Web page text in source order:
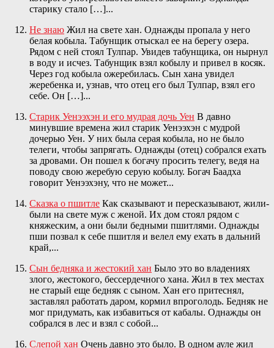
старику стало […]...
Не знаю Жил на свете хан. Однажды пропала у него
белая кобыла. Табунщик отыскал ее на берегу озера.
Рядом с ней стоял Тулпар. Увидев табунщика, он нырнул
в воду и исчез. Табунщик взял кобылу и привел в косяк.
Через год кобыла ожеребилась. Сын хана увидел
жеребенка и, узнав, что отец его был Тулпар, взял его
себе. Он […]...
Старик Уенээхэн и его мудрая дочь Уен В давно
минувшие времена жил старик Уенээхэн с мудрой
дочерью Уен. У них была серая кобыла, но не было
телеги, чтобы запрягать. Однажды (отец) собрался ехать
за дровами. Он пошел к богачу просить телегу, ведя на
поводу свою жеребую серую кобылу. Богач Баадха
говорит Уенээхэну, что не может...
Сказка о пшитле Как сказывают и пересказывают, жили-
были на свете муж с женой. Их дом стоял рядом с
княжеским, а они были бедными пшитлями. Однажды
пши позвал к себе пшитля и велел ему ехать в дальний
край,...
Сын бедняка и жестокий хан Было это во владениях
злого, жестокого, бессердечного хана. Жил в тех местах
не старый еще бедняк с сыном. Хан его притеснял,
заставлял работать даром, кормил впроголодь. Бедняк не
мог придумать, как избавиться от кабалы. Однажды он
собрался в лес и взял с собой...
Слепой хан Очень давно это было. В одном ауле жил